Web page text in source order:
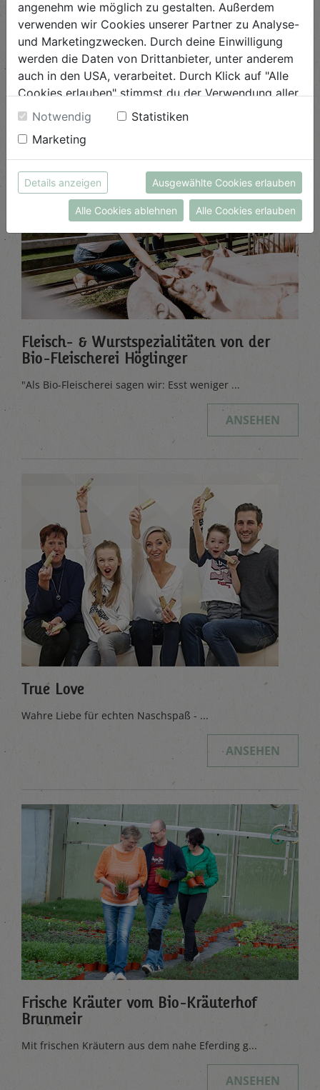
Beliebte Beiträge
Fleisch- & Wurstspezialitäten von der
Bio-Fleischerei Höglinger
"Als Bio-Fleischerei sagen wir: Esst weniger ...
ANSEHEN
True Love
Wahre Liebe für echten Naschspaß - ...
ANSEHEN
Frische Kräuter vom Bio-Kräuterhof
Brunmeir
Mit frischen Kräutern aus dem nahe Eferding g...
ANSEHEN
angenehm wie möglich zu gestalten. Außerdem
verwenden wir Cookies unserer Partner zu Analyse-
und Marketingzwecken. Durch deine Einwilligung
werden die Daten von Drittanbieter, unter anderem
auch in den USA, verarbeitet. Durch Klick auf "Alle
Cookies erlauben" stimmst du der Verwendung aller
Cookies zu. Unter "Details anzeigen" findest du alle
Infos zu den unterschiedlichen Cookies, du kannst
auch entscheiden, welche Cookies du erlauben
möchtest.
Weitere Informationen findest du in unserer
Datenschutzerklärung
bzw. imImpressum
Notwendig
Statistiken
Marketing
Details anzeigen Ausgewählte Cookies erlauben
Alle Cookies ablehnen Alle Cookies erlauben